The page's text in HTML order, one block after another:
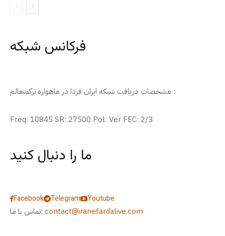
فرکانس شبکه
مشخصات دریافت شبکه ایران فردا در ماهواره ترکمنعالم :
Freq: 10845 SR: 27500 Pol: Ver FEC: 2/3
ما را دنبال کنید
Facebook Telegram
Youtube
تماس با ما: contact@iranefardalive.com